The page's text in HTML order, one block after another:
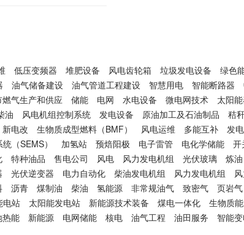
低压变频器 堆肥设备 风电齿轮箱 垃圾发电设备
绿色
油气储备建设 油气管道工程建设 智慧用电 智能断路器
燃气生产和供应 储能 电网 水电设备 微电网技术 太阳
油 风电机组控制系统 发电设备 原油加工及石油制品 秸
新电改 生物质成型燃料（BMF） 风电运维 多能互补 发电
（SEMS） 加氢站 预焙阳极 电子雷管 电化学储能 开
特种油品 售电公司 风电 风力发电机组 光伏玻璃 炼油
光伏逆变器 电力自动化 柴油发电机组 风力发电机组
沥青 煤制油 柴油 氢能源 非常规油气 致密气 页岩气
电站 太阳能发电站 新能源技术装备 煤电一体化 生物质
热能 新能源 电网储能 核电 油气工程 油田服务 智能